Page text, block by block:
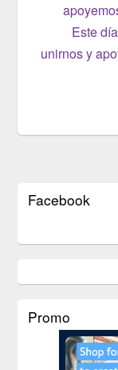
Este
unirnos y
Facebook
Promo